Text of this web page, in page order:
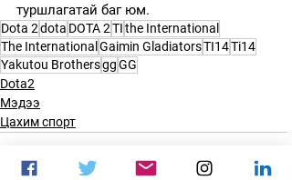
туршлагатай баг юм.
Dota 2dota DOTA 2TIthe International
The International Gaimin GladiatorsTI14Ti14
Yakutou BrothersggGG
Dota2
Мэдээ
Цахим спорт